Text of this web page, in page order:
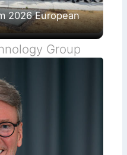
2026 European
Group